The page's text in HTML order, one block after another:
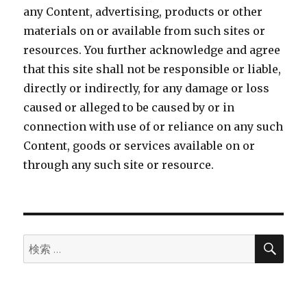
any Content, advertising, products or other
materials on or available from such sites or
resources. You further acknowledge and agree
that this site shall not be responsible or liable,
directly or indirectly, for any damage or loss
caused or alleged to be caused by or in
connection with use of or reliance on any such
Content, goods or services available on or
through any such site or resource.
検
索:
検